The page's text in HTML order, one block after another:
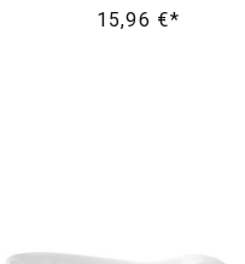
15,96 €*